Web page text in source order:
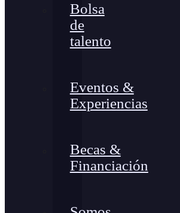
Bolsa
de
talento
Eventos &
Experiencias
Becas &
Financiación